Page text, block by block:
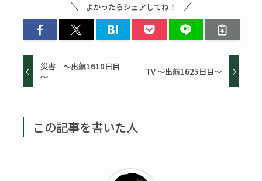
よかったらシェアしてね！
災害 ～出航1618日目
～
TV ～出航1625日目～
この記事を書いた人